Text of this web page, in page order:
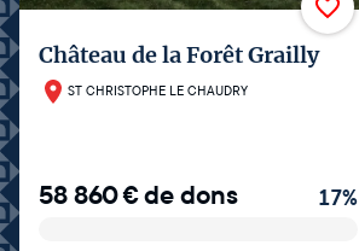
Château de la Forêt Grailly
ST CHRISTOPHE LE CHAUDRY
58 860€de dons 17%